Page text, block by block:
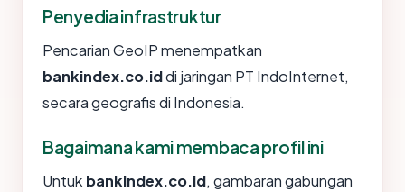
Penyedia infrastruktur
Pencarian GeoIP menempatkan
bankindex.co.iddi jaringan PT IndoInternet,
secara geografis di Indonesia.
Bagaimana kami membaca profil ini
Untuk bankindex.co.id, gambaran gabungan